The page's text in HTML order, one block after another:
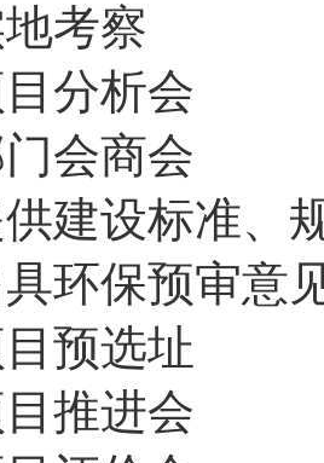
考察
分析会
会商会
建设标准、
环保预审意
预选址
推进会